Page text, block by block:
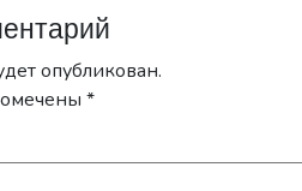
опубликован.
*